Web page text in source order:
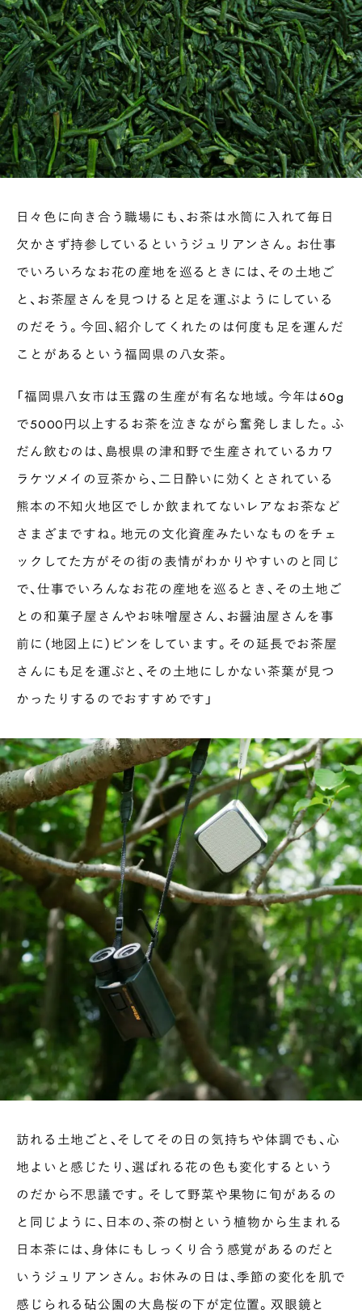
INTERVIEW
日々色に向き合う職場にも、お茶は水筒に入れて毎日
欠かさず持参しているというジュリアンさん。お仕事
でいろいろなお花の産地を巡るときには、その土地ご
と、お茶屋さんを見つけると足を運ぶようにしている
のだそう。今回、紹介してくれたのは何度も足を運んだ
ことがあるという福岡県の八女茶。
「福岡県八女市は玉露の生産が有名な地域。今年は60g
で5000円以上するお茶を泣きながら奮発しました。ふ
だん飲むのは、島根県の津和野で生産されているカワ
ラケツメイの豆茶から、二日酔いに効くとされている
熊本の不知火地区でしか飲まれてないレアなお茶など
さまざまですね。地元の文化資産みたいなものをチェ
ックしてた方がその街の表情がわかりやすいのと同じ
で、仕事でいろんなお花の産地を巡るとき、その土地ご
との和菓子屋さんやお味噌屋さん、お醤油屋さんを事
前に（地図上に）ピンをしています。その延長でお茶屋
さんにも足を運ぶと、その土地にしかない茶葉が見つ
かったりするのでおすすめです」
訪れる土地ごと、そしてその日の気持ちや体調でも、心
地よいと感じたり、選ばれる花の色も変化するという
のだから不思議です。そして野菜や果物に旬があるの
と同じように、日本の、茶の樹という植物から生まれる
日本茶には、身体にもしっくり合う感覚があるのだと
いうジュリアンさん。お休みの日は、季節の変化を肌で
感じられる砧公園の大島桜の下が定位置。双眼鏡と